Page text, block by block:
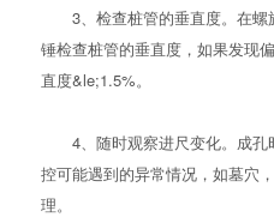
3、检查桩管的垂直度。在螺
锤检查桩管的垂直度，如果发现
直度&le;1.5%。
4、随时观察进尺变化。成孔
控可能遇到的异常情况，如墓穴
理。